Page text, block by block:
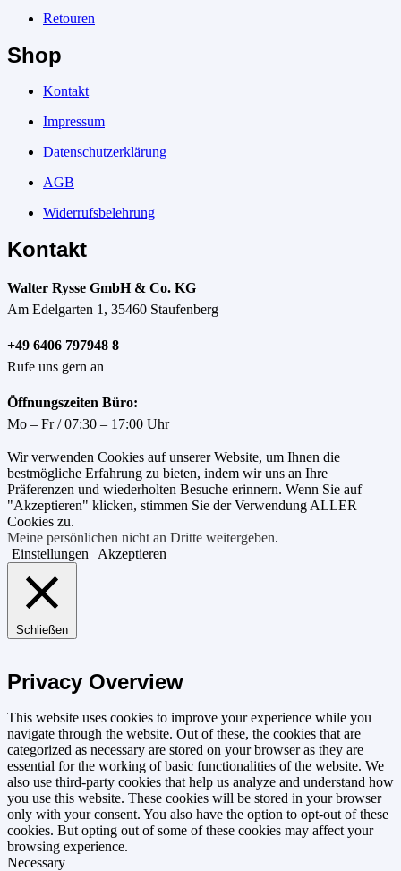
Retouren
Shop
Kontakt
Impressum
Datenschutzerklärung
AGB
Widerrufsbelehrung
Kontakt
Walter Rysse GmbH & Co. KG
Am Edelgarten 1, 35460 Staufenberg
+49 6406 797948 8
Rufe uns gern an
Öffnungszeiten Büro:
Mo – Fr / 07:30 – 17:00 Uhr
Wir verwenden Cookies auf unserer Website, um Ihnen die
bestmögliche Erfahrung zu bieten, indem wir uns an Ihre
Präferenzen und wiederholten Besuche erinnern. Wenn Sie auf
"Akzeptieren" klicken, stimmen Sie der Verwendung ALLER
Cookies zu.
Meine persönlichen nicht an Dritte weitergeben.
Einstellungen
Akzeptieren
Schließen
Privacy Overview
This website uses cookies to improve your experience while you
navigate through the website. Out of these, the cookies that are
categorized as necessary are stored on your browser as they are
essential for the working of basic functionalities of the website. We
also use third-party cookies that help us analyze and understand how
you use this website. These cookies will be stored in your browser
only with your consent. You also have the option to opt-out of these
cookies. But opting out of some of these cookies may affect your
browsing experience.
Necessary